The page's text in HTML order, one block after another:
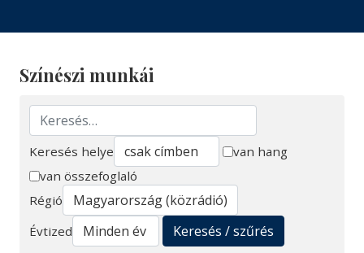
Színészi munkái
Keresés
Keresés helye
van hang
van összefoglaló
Régió
Évtized
Keresés / szűrés